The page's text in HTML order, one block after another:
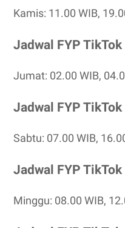
Kamis: 11.00 WIB,
Jadwal FYP
Jumat: 02.00 WIB,
Jadwal FYP
Sabtu: 07.00 WIB,
Jadwal FYP
Minggu: 08.00 WIB,